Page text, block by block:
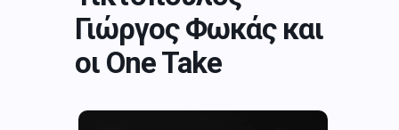
Γιώργος Φωκάς και
οι One Take